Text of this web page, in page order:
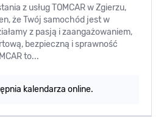
z usług TOMCAR w Zgierzu,
że Twój samochód jest w
z pasją i zaangażowaniem,
bezpieczną i sprawność
to...
kalendarza online.